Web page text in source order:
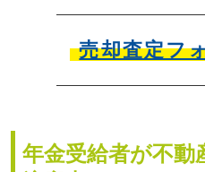
売却査定フ
年金受給者が不動